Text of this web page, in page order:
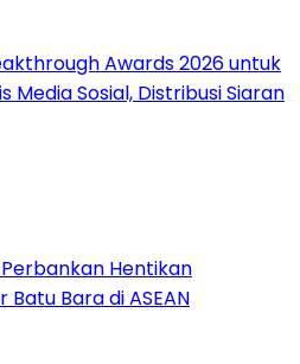
Awards 2026 untuk
Media Sosial, Distribusi Siaran
Hentikan
Bara di ASEAN